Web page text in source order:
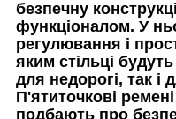
безпечну
функціоналом. У
регулювання і
яким стільці
для недорогі, так і
П'ятиточкові
подбають про